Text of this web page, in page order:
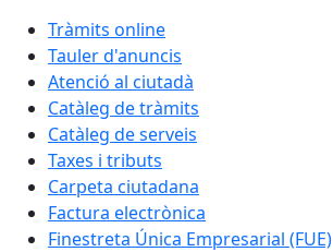
Tràmits online
Tauler d'anuncis
Atenció al ciutadà
Catàleg de tràmits
Catàleg de serveis
Taxes i tributs
Carpeta ciutadana
Factura electrònica
Finestreta Única Empresarial (FUE)